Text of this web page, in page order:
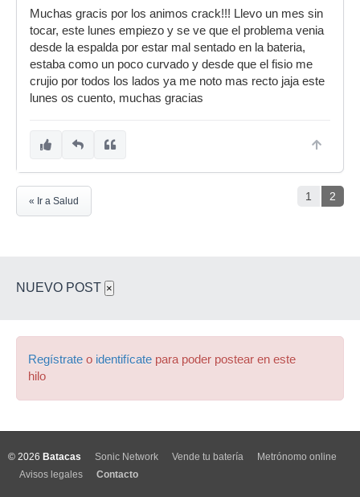
Muchas gracis por los animos crack!!! Llevo un mes sin
tocar, este lunes empiezo y se ve que el problema venia
desde la espalda por estar mal sentado en la bateria,
estaba como un poco curvado y desde que el fisio me
crujio por todos los lados ya me noto mas recto jaja este
lunes os cuento, muchas gracias
1 2
« Ir a Salud
NUEVO POST ×
Regístrate o identifícate para poder postear en este
hilo
© 2026 Batacas Sonic Network Vende tu batería
Metrónomo online
Avisos legales
Contacto